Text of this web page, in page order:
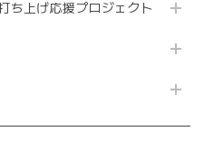
ち上げ応援プロジェクト